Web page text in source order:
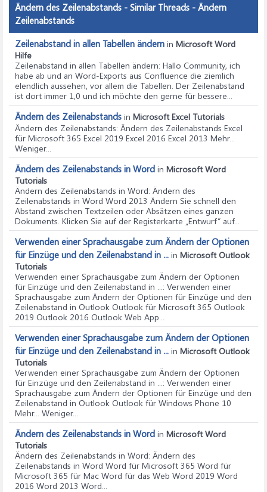
Ändern des Zeilenabstands - Similar Threads - Ändern
Zeilenabstands
Zeilenabstand in allen Tabellen ändern in Microsoft Word
Hilfe
Zeilenabstand in allen Tabellen ändern: Hallo Community, ich
habe ab und an Word-Exports aus Confluence die ziemlich
elendlich aussehen, vor allem die Tabellen. Der Zeilenabstand
ist dort immer 1,0 und ich möchte den gerne für bessere...
Ändern des Zeilenabstands in Microsoft Excel Tutorials
Ändern des Zeilenabstands: Ändern des Zeilenabstands Excel
für Microsoft 365 Excel 2019 Excel 2016 Excel 2013 Mehr...
Weniger...
Ändern des Zeilenabstands in Word in Microsoft Word
Tutorials
Ändern des Zeilenabstands in Word: Ändern des
Zeilenabstands in Word Word 2013 Ändern Sie schnell den
Abstand zwischen Textzeilen oder Absätzen eines ganzen
Dokuments. Klicken Sie auf der Registerkarte „Entwurf“ auf...
Verwenden einer Sprachausgabe zum Ändern der Optionen
für Einzüge und den Zeilenabstand in ... in Microsoft Outlook
Tutorials
Verwenden einer Sprachausgabe zum Ändern der Optionen
für Einzüge und den Zeilenabstand in ...: Verwenden einer
Sprachausgabe zum Ändern der Optionen für Einzüge und den
Zeilenabstand in Outlook Outlook für Microsoft 365 Outlook
2019 Outlook 2016 Outlook Web App...
Verwenden einer Sprachausgabe zum Ändern der Optionen
für Einzüge und den Zeilenabstand in ... in Microsoft Outlook
Tutorials
Verwenden einer Sprachausgabe zum Ändern der Optionen
für Einzüge und den Zeilenabstand in ...: Verwenden einer
Sprachausgabe zum Ändern der Optionen für Einzüge und den
Zeilenabstand in Outlook Outlook für Windows Phone 10
Mehr... Weniger...
Ändern des Zeilenabstands in Word in Microsoft Word
Tutorials
Ändern des Zeilenabstands in Word: Ändern des
Zeilenabstands in Word Word für Microsoft 365 Word für
Microsoft 365 für Mac Word für das Web Word 2019 Word
2016 Word 2013 Word...